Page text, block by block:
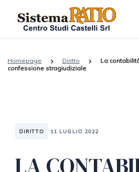
Homepage Diritto
La
confessione stragiudiziale
DIRITTO 11 LUGLIO 2022
LA